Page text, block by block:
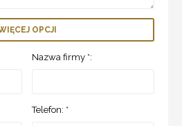
OPCJI
Nazwa firmy *:
Telefon: *